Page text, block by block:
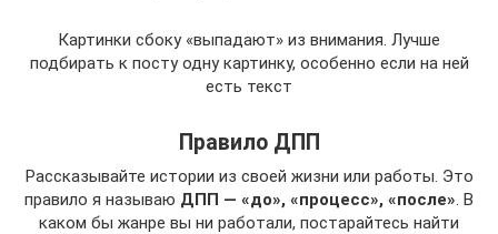
Картинки сбоку «выпадают» из внимания. Лучше
подбирать к посту одну картинку, особенно если на ней
есть текст
Правило ДПП
Рассказывайте истории из своей жизни или работы. Это
правило я называю ДПП — «до», «процесс», «после». В
каком бы жанре вы ни работали, постарайтесь найти